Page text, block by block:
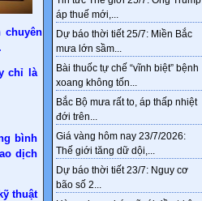
áp thuế mới,...
Dự báo thời tiết 25/7: Miền Bắc
mưa lớn sầm...
Bài thuốc tự chế “vĩnh biệt” bệnh
xoang không tốn...
Bắc Bộ mưa rất to, áp thấp nhiệt
đới trên...
Giá vàng hôm nay 23/7/2026:
Thế giới tăng dữ dội,...
Dự báo thời tiết 23/7: Nguy cơ
bão số 2...
chuyên gia
chỉ là
bình
dịch
thuật